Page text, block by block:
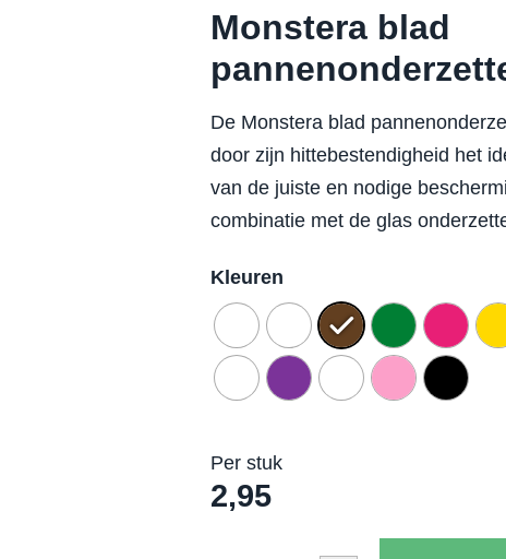
Monstera blad
De Monstera blad
door zijn hittebestendigheid het
van de juiste en nodige
combinatie met de glas
Kleuren
Per stuk
2,95